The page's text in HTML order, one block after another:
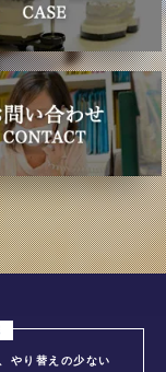
やり替えの少ない